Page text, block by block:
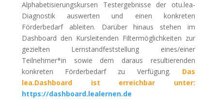
Alphabetisierungskursen Testergebnisse der otu.lea-
Diagnostik auswerten und einen konkreten
Förderbedarf ableiten. Darüber hinaus stehen im
Dashboard den Kursleitenden Filtermöglichkeiten zur
gezielten Lernstandfeststellung eines/einer
Teilnehmer*in sowie dem daraus resultierenden
konkreten Förderbedarf zu Verfügung. Das
lea.Dashboard ist erreichbar unter:
https://dashboard.lealernen.de